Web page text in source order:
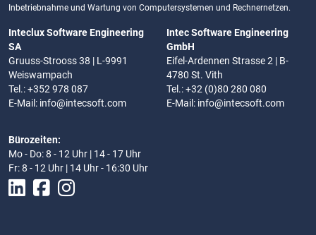
Inbetriebnahme und Wartung von Computersystemen und Rechnernetzen.
Inteclux Software Engineering
SA
Gruuss-Strooss 38 | L-9991
Weiswampach
Tel.: +352 978 087
E-Mail: info@intecsoft.com
Intec Software Engineering
GmbH
Eifel-Ardennen Strasse 2 | B-
4780 St. Vith
Tel.: +32 (0)80 280 080
E-Mail: info@intecsoft.com
Bürozeiten:
Mo - Do: 8 - 12 Uhr | 14 - 17 Uhr
Fr: 8 - 12 Uhr | 14 Uhr - 16:30 Uhr